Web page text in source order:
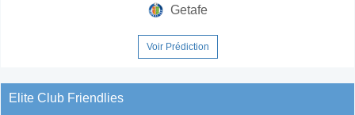
Getafe
Voir Prédiction
Elite Club Friendlies